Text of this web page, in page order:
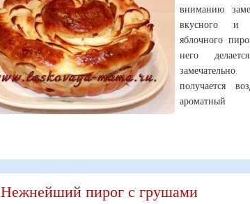
вниманию
вкусного и
яблочного
него
получается
ароматный
Нежнейший пирог с грушами